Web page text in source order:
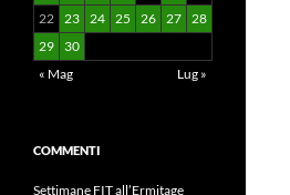
22 23 24 25 26 27 28
29
30
« Mag
Lug »
COMMENTI
Settimane FIT all’Ermitage